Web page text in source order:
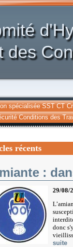
des
spécialisée SST CT
Conditions des
récents
:
29/08/
donc
suite